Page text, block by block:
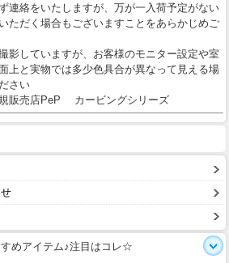
連絡をいたしますが、万が一入荷予定がない
ただく場合もございますことをあらかじめご
影していますが、お客様のモニター設定や室
上と実物では多少色具合が異なって見える場
さい
販売店PeP カービングシリーズ
めアイテム♪注目はコレ☆